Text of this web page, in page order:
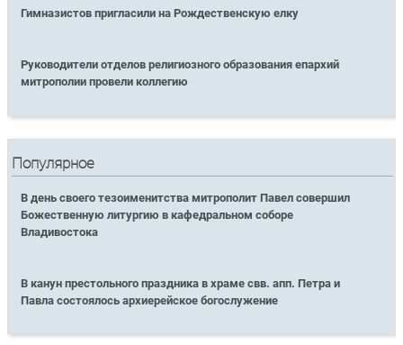
Гимназистов пригласили на Рождественскую елку
Руководители отделов религиозного образования епархий
митрополии провели коллегию
Популярное
В день своего тезоименитства митрополит Павел совершил
Божественную литургию в кафедральном соборе
Владивостока
В канун престольного праздника в храме свв. апп. Петра и
Павла состоялось архиерейское богослужение